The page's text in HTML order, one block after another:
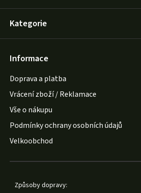
Kategorie
Informace
Doprava a platba
Vrácení zboží / Reklamace
Vše o nákupu
Podmínky ochrany osobních údajů
Velkoobchod
Způsoby dopravy: